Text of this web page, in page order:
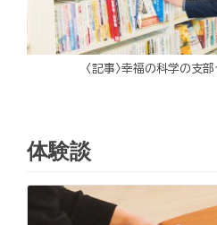
〈記事〉幸福の科学の支
体験談